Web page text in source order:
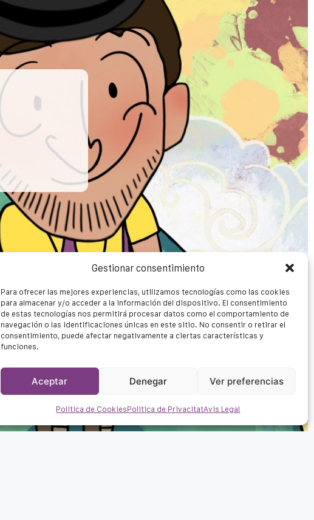
Gestionar consentimiento
Para ofrecer las mejores experiencias, utilizamos tecnologías como las cookies
para almacenar y/o acceder a la información del dispositivo. El consentimiento
de estas tecnologías nos permitirá procesar datos como el comportamiento de
navegación o las identificaciones únicas en este sitio. No consentir o retirar el
consentimiento, puede afectar negativamente a ciertas características y
funciones.
Aceptar Denegar Ver preferencias
Politica de CookiesPolitica de PrivacitatAvis Legal